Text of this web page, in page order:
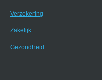
Verzekering
Zakelijk
Gezondheid